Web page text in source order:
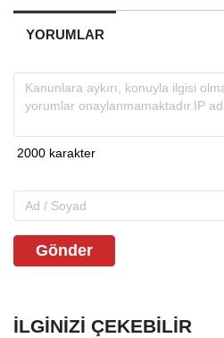
YORUMLAR
Gönder
İLGINIZI ÇEKEBILIR